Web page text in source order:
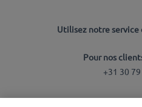
Utilisez notre
Pour nos
+31 30